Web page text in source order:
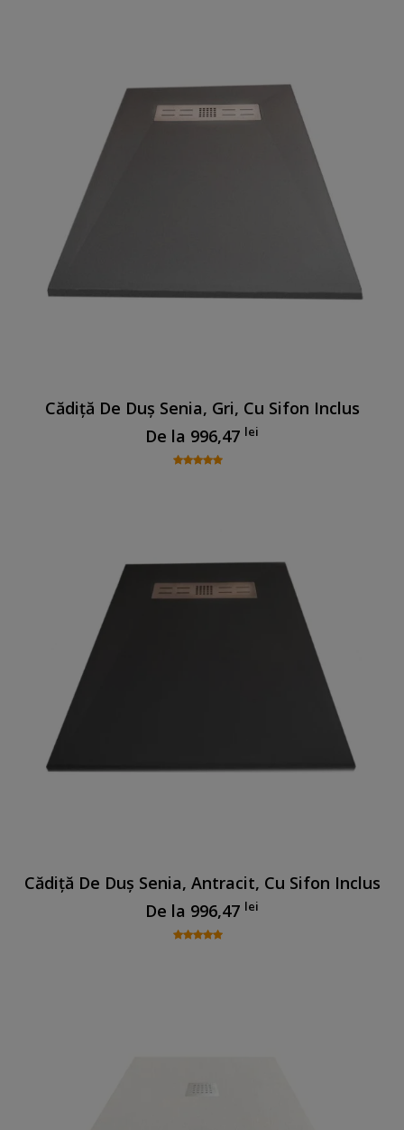
Cădiță De Duș Senia, Gri, Cu Sifon Inclus
De la 996,47 lei
Cădiță De Duș Senia, Antracit, Cu Sifon Inclus
De la 996,47 lei